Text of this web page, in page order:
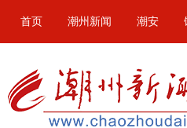
首页 潮州新闻 潮安